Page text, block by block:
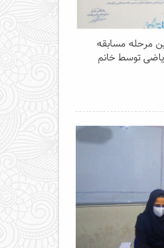
مرحله مسابقه
توسط خانم